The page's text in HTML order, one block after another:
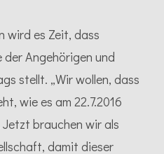
wird es Zeit, dass
Angehörigen und
stellt. „Wir wollen, dass
wie es am 22.7.2016
brauchen wir als
damit dieser